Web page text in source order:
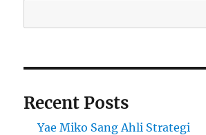
Recent Posts
Yae Miko Sang Ahli Strategi